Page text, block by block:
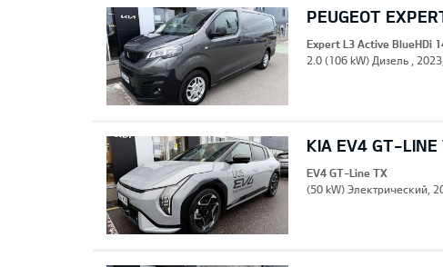
PEUGEOT
Expert L3 Active BlueHDi
2.0 (106 kW) Дизель ,
KIA EV4 GT-LINE
EV4 GT-Line TX
(50 kW) Электрический,